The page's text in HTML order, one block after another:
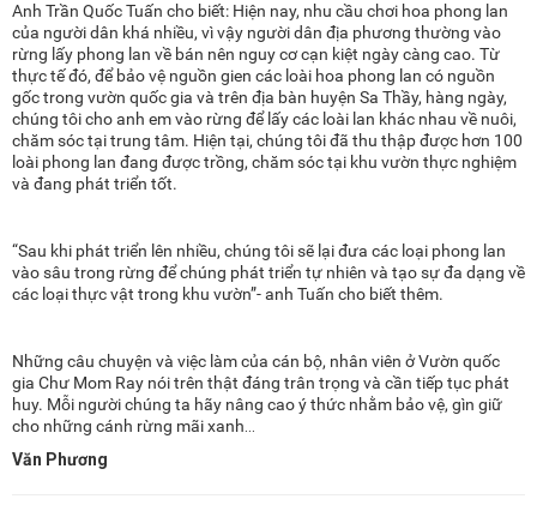
Anh Trần Quốc Tuấn cho biết: Hiện nay, nhu cầu chơi hoa phong lan
của người dân khá nhiều, vì vậy người dân địa phương thường vào
rừng lấy phong lan về bán nên nguy cơ cạn kiệt ngày càng cao. Từ
thực tế đó, để bảo vệ nguồn gien các loài hoa phong lan có nguồn
gốc trong vườn quốc gia và trên địa bàn huyện Sa Thầy, hàng ngày,
chúng tôi cho anh em vào rừng để lấy các loài lan khác nhau về nuôi,
chăm sóc tại trung tâm. Hiện tại, chúng tôi đã thu thập được hơn 100
loài phong lan đang được trồng, chăm sóc tại khu vườn thực nghiệm
và đang phát triển tốt.
“Sau khi phát triển lên nhiều, chúng tôi sẽ lại đưa các loại phong lan
vào sâu trong rừng để chúng phát triển tự nhiên và tạo sự đa dạng về
các loại thực vật trong khu vườn”- anh Tuấn cho biết thêm.
Những câu chuyện và việc làm của cán bộ, nhân viên ở Vườn quốc
gia Chư Mom Ray nói trên thật đáng trân trọng và cần tiếp tục phát
huy. Mỗi người chúng ta hãy nâng cao ý thức nhằm bảo vệ, gìn giữ
cho những cánh rừng mãi xanh…
Văn Phương